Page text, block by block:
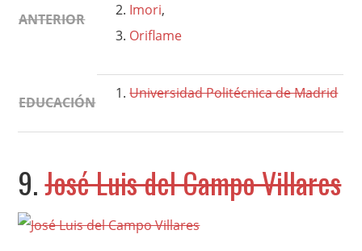
ANTERIOR
Imori,
Oriflame
EDUCACIÓN
Universidad Politécnica de Madrid
9.José Luis del Campo Villares